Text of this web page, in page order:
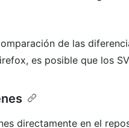
de las
es posible que los
directamente en el